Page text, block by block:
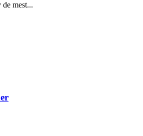
mest...